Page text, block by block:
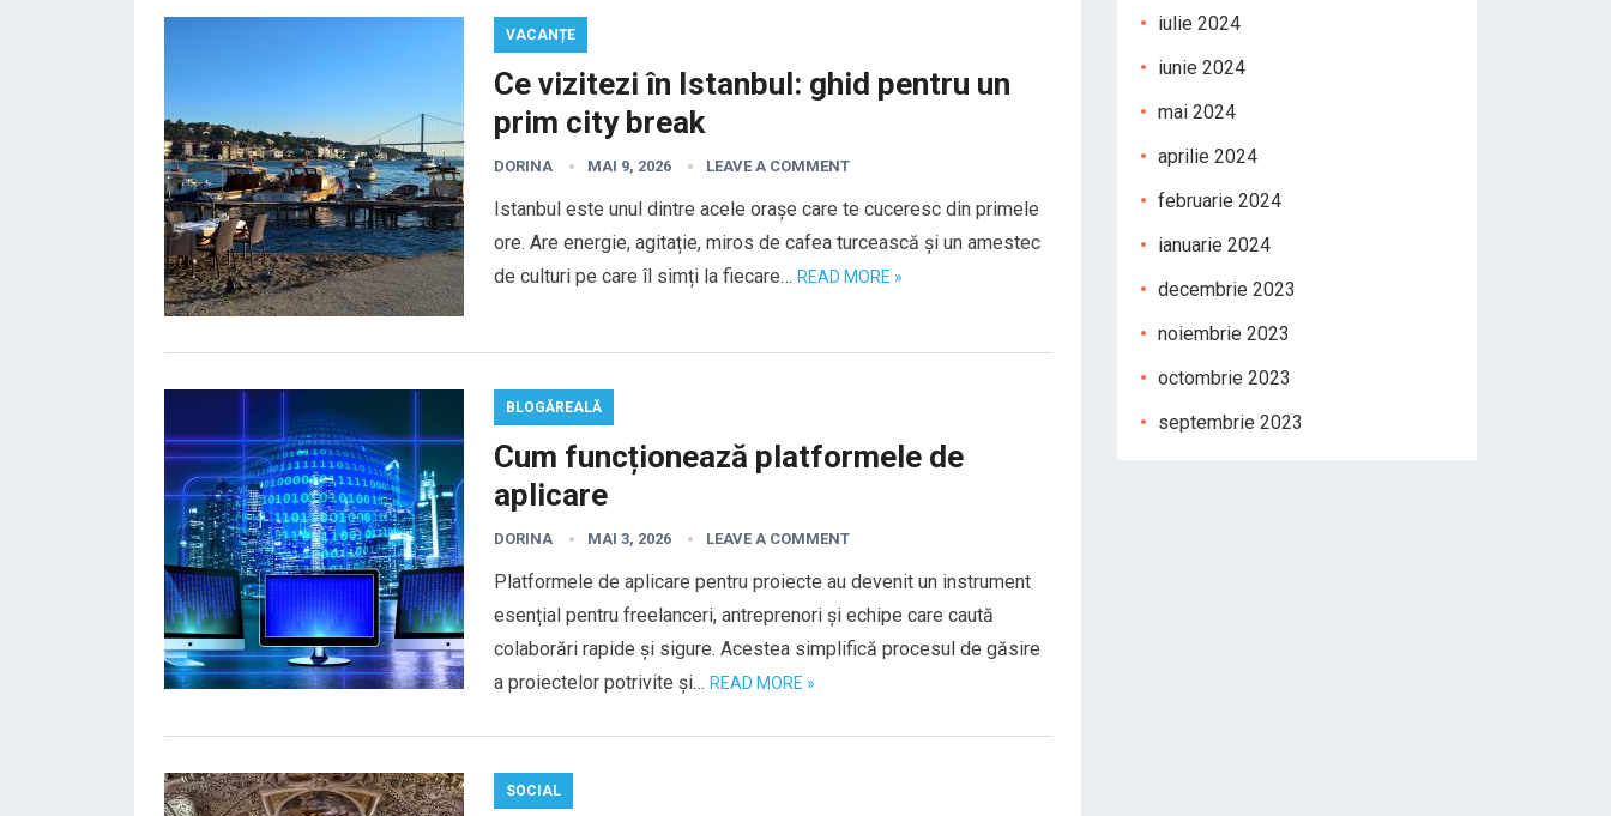
VACANȚE
Ce vizitezi în Istanbul: ghid pentru un
prim city break
DORINA MAI 9, 2026 LEAVE A COMMENT
Istanbul este unul dintre acele orașe care te cuceresc din primele
ore. Are energie, agitație, miros de cafea turcească și un amestec
de culturi pe care îl simți la fiecare… READ MORE »
BLOGĂREALĂ
Cum funcționează platformele de
aplicare
DORINA MAI 3, 2026 LEAVE A COMMENT
Platformele de aplicare pentru proiecte au devenit un instrument
esențial pentru freelanceri, antreprenori și echipe care caută
colaborări rapide și sigure. Acestea simplifică procesul de găsire
a proiectelor potrivite și… READ MORE »
SOCIAL
iulie 2024
iunie 2024
mai 2024
aprilie 2024
februarie 2024
ianuarie 2024
decembrie 2023
noiembrie 2023
octombrie 2023
septembrie 2023